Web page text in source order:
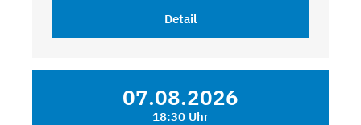
Detail
07.08.2026
18:30 Uhr